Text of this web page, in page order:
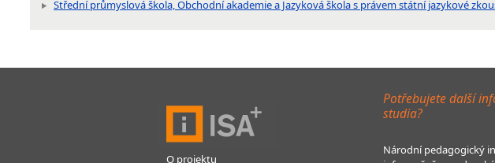
Střední průmyslová škola, Obchodní akademie a Jazyková škola s právem státní jazykové
O projektu
Potřebujete další
studia?
Národní pedagogický